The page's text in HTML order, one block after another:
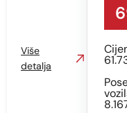
Više
detalja